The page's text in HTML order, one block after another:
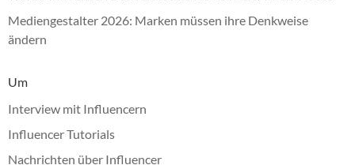
Mediengestalter 2026: Marken müssen ihre Denkweise
ändern
Um
Interview mit Influencern
Influencer Tutorials
Nachrichten über Influencer